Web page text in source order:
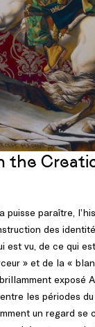
the
puisse paraître,
des
est vu, de ce qui
» et de la «
exposé
les périodes
un regard se